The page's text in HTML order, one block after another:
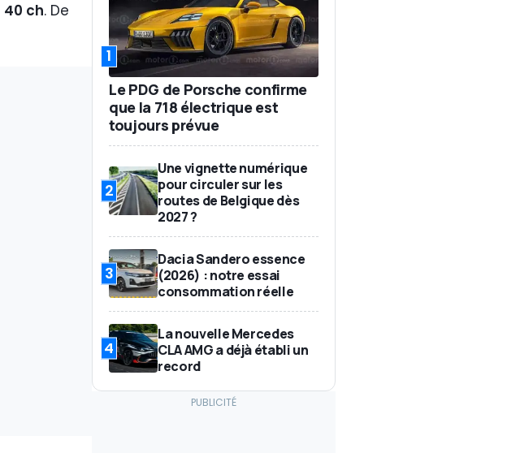
40 ch. De
1
Le PDG de Porsche confirme
que la 718 électrique est
toujours prévue
2
Une vignette numérique
pour circuler sur les
routes de Belgique dès
2027 ?
3
Dacia Sandero essence
(2026) : notre essai
consommation réelle
4
La nouvelle Mercedes
CLA AMG a déjà établi un
record